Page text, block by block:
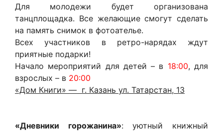
Для молодежи будет организована
танцплощадка. Все желающие смогут сделать
на память снимок в фотоателье.
Всех участников в ретро-нарядах ждут
приятные подарки!
Начало мероприятий для детей – в 18:00, для
взрослых – в 20:00
«Дом Книги» — г. Казань ул. Татарстан, 13
«Дневники горожанина»: уютный книжный